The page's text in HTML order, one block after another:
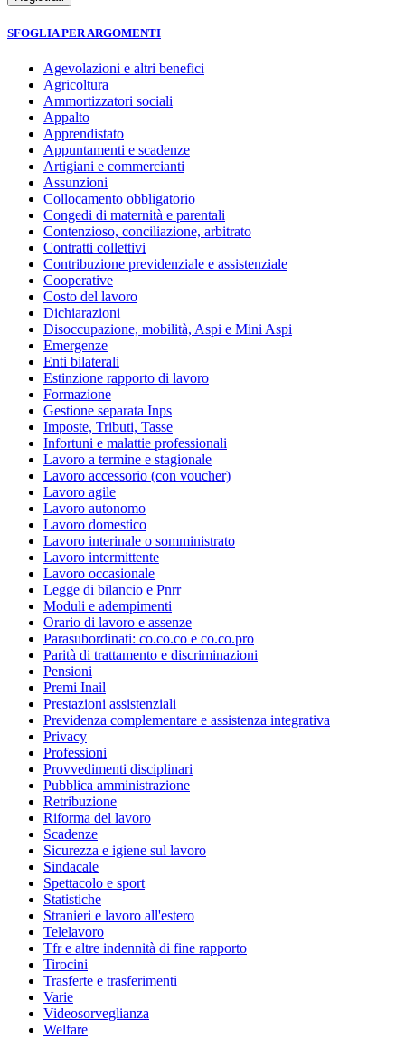
SFOGLIA PER ARGOMENTI
Agevolazioni e altri benefici
Agricoltura
Ammortizzatori sociali
Appalto
Apprendistato
Appuntamenti e scadenze
Artigiani e commercianti
Assunzioni
Collocamento obbligatorio
Congedi di maternità e parentali
Contenzioso, conciliazione, arbitrato
Contratti collettivi
Contribuzione previdenziale e assistenziale
Cooperative
Costo del lavoro
Dichiarazioni
Disoccupazione, mobilità, Aspi e Mini Aspi
Emergenze
Enti bilaterali
Estinzione rapporto di lavoro
Formazione
Gestione separata Inps
Imposte, Tributi, Tasse
Infortuni e malattie professionali
Lavoro a termine e stagionale
Lavoro accessorio (con voucher)
Lavoro agile
Lavoro autonomo
Lavoro domestico
Lavoro interinale o somministrato
Lavoro intermittente
Lavoro occasionale
Legge di bilancio e Pnrr
Moduli e adempimenti
Orario di lavoro e assenze
Parasubordinati: co.co.co e co.co.pro
Parità di trattamento e discriminazioni
Pensioni
Premi Inail
Prestazioni assistenziali
Previdenza complementare e assistenza integrativa
Privacy
Professioni
Provvedimenti disciplinari
Pubblica amministrazione
Retribuzione
Riforma del lavoro
Scadenze
Sicurezza e igiene sul lavoro
Sindacale
Spettacolo e sport
Statistiche
Stranieri e lavoro all'estero
Telelavoro
Tfr e altre indennità di fine rapporto
Tirocini
Trasferte e trasferimenti
Varie
Videosorveglianza
Welfare